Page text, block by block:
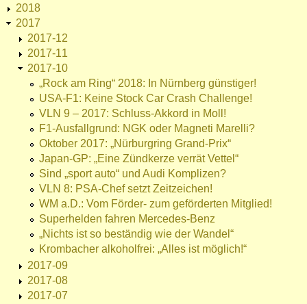
2018
2017
2017-12
2017-11
2017-10
„Rock am Ring“ 2018: In Nürnberg günstiger!
USA-F1: Keine Stock Car Crash Challenge!
VLN 9 – 2017: Schluss-Akkord in Moll!
F1-Ausfallgrund: NGK oder Magneti Marelli?
Oktober 2017: „Nürburgring Grand-Prix“
Japan-GP: „Eine Zündkerze verrät Vettel“
Sind „sport auto“ und Audi Komplizen?
VLN 8: PSA-Chef setzt Zeitzeichen!
WM a.D.: Vom Förder- zum geförderten Mitglied!
Superhelden fahren Mercedes-Benz
„Nichts ist so beständig wie der Wandel“
Krombacher alkoholfrei: „Alles ist möglich!“
2017-09
2017-08
2017-07